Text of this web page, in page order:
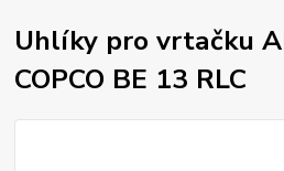
Uhlíky pro vrtačku
COPCO BE 13 RLC